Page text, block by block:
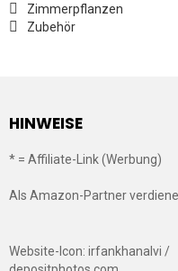
Zimmerpflanzen
Zubehör
HINWEISE
* = Affiliate-Link (Werbung)
Als Amazon-Partner
Website-Icon: irfankhanalvi /